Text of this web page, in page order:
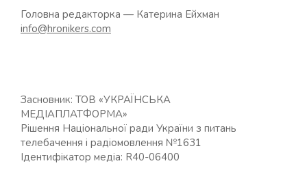
Головна редакторка — Катерина Ейхман
info@hronikers.com
Засновник: ТОВ «УКРАЇНСЬКА
МЕДІАПЛАТФОРМА»
Рішення Національної ради України з питань
телебачення і радіомовлення №1631
Ідентифікатор медіа: R40-06400